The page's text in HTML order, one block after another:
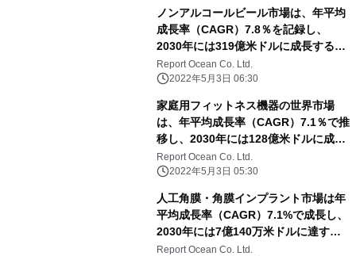
ノンアルコールビール市場は、年平均
成長率（CAGR）7.8％を記録し、
2030年には319億米ドルに成長すると
予測される
Report Ocean Co. Ltd.
2022年5月3日 06:30
家庭用フィットネス機器の世界市場
は、年平均成長率（CAGR）7.1％で推
移し、2030年には128億米ドルに成長
すると予測
Report Ocean Co. Ltd.
2022年5月3日 05:30
人工角膜・角膜インプラント市場は年
平均成長率（CAGR）7.1%で成長し、
2030年には7億140万米ドルに達する
と予測される
Report Ocean Co. Ltd.